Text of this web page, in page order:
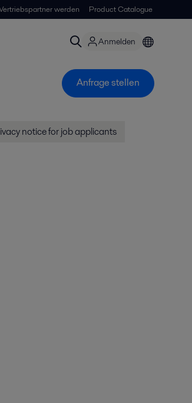
werden Product Catalogue
Anmelden
Anfrage stellen
notice for job applicants